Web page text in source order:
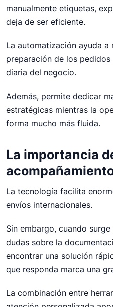
manualmente etiquetas,
deja de ser eficiente.
La automatización ayuda
preparación de los
diaria del negocio.
Además, permite dedicar
estratégicas mientras la
forma mucho más fluida.
La importancia
La tecnología facilita
envíos internacionales.
Sin embargo, cuando
dudas sobre la
encontrar una solución
que responda marca una
La combinación entre